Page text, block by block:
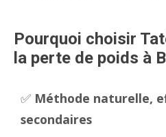
Pourquoi choisir
la perte de poids à
✅ Méthode naturelle,
secondaires